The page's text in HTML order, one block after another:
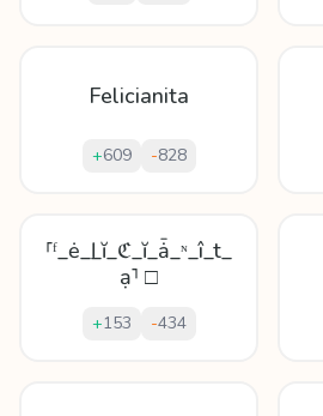
Felicianita
+609 -828
⸢ᶠ_ė_ӏ_ĭ_ℭ_ĭ_ǡ_ᶰ_î_t_
ạ⸣ □
+153 -434